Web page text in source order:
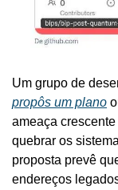
propôs um plano
ameaça
quebrar os
proposta prevê
endereços